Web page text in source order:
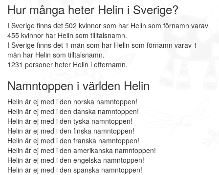
Hur många heter Helin i Sverige?
I Sverige finns det 502 kvinnor som har Helin som förnamn varav
455 kvinnor har Helin som tilltalsnamn.
I Sverige finns det 1 män som har Helin som förnamn varav 1
män har Helin som tilltalsnamn.
1231 personer heter Helin i efternamn.
Namntoppen i världen Helin
Helin är ej med i den norska namntoppen!
Helin är ej med i den danska namntoppen!
Helin är ej med i den tyska namntoppen!
Helin är ej med i den finska namntoppen!
Helin är ej med i den franska namntoppen!
Helin är ej med i den amerikanska namntoppen!
Helin är ej med i den engelska namntoppen!
Helin är ej med i den spanska namntoppen!